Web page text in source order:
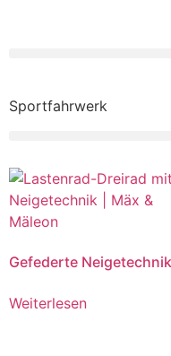
Sportfahrwerk
Gefederte Neigetechnik
Weiterlesen